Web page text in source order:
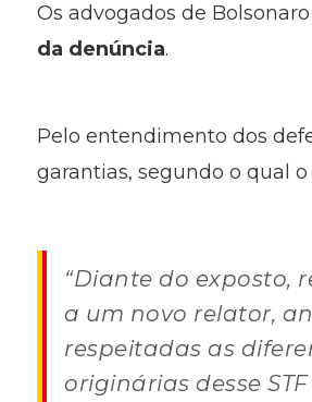
Os advogados de
da denúncia.
Pelo entendimento dos
garantias, segundo o qual
“Diante do exposto,
a um novo relator,
respeitadas as
originárias desse